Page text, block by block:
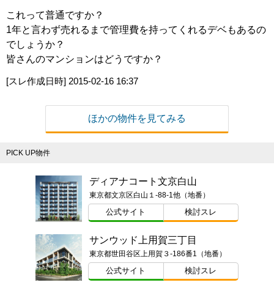
これって普通ですか？
1年と言わず売れるまで管理費を持ってくれるデベもあるの
でしょうか？
皆さんのマンションはどうですか？
[スレ作成日時] 2015-02-16 16:37
ほかの物件を見てみる
PICK UP物件
ディアナコート文京白山
東京都文京区白山１-88-1他（地番）
公式サイト 検討スレ
サンウッド上用賀三丁目
東京都世田谷区上用賀３-186番1（地番）
公式サイト 検討スレ